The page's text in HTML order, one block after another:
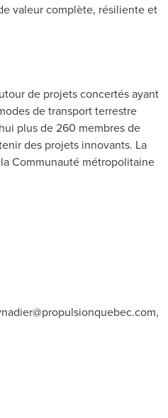
valeur complète, résiliente et
de projets concertés ayant
de transport terrestre
plus de 260 membres de
des projets innovants. La
Communauté métropolitaine
,